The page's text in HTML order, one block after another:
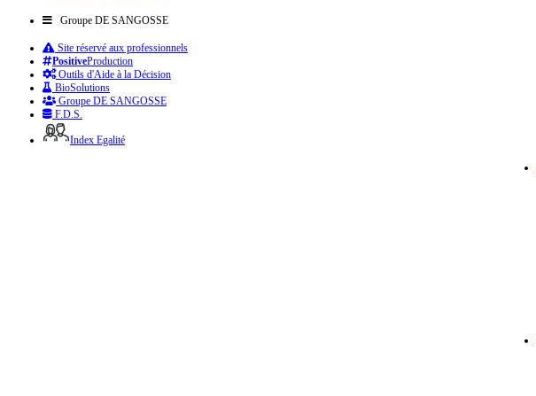
Groupe DE SANGOSSE
Site réservé aux professionnels
PositiveProduction
Outils d'Aide à la Décision
BioSolutions
Groupe DE SANGOSSE
F.D.S.
Index Egalité